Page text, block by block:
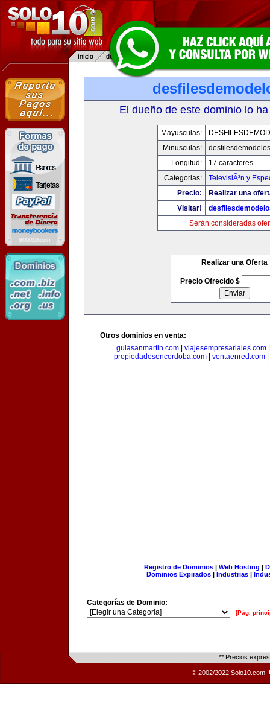
El dueño de este dominio lo
Mayusculas:
Minusculas:
Longitud:
17 caracteres
Categorias:
TelevisiÃ³n y
Precio:
Realizar una
Visitar!
Serán consideradas
Realizar una Oferta
Precio Ofrecido $
Otros dominios en venta:
guiasanmartin.com| viajesempresariales.com
propiedadesencordoba.com
ventaenred.com
Registro de Dominios| Web Hosting |
Dominios Expirados | Industrias |
Categorías de Dominio:
[Pág.
** Precios
© 2002/2022 Solo10.com